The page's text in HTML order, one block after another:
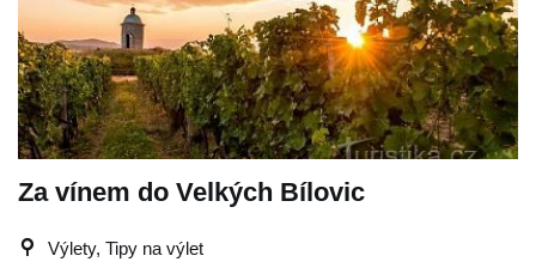
Za vínem do Velkých Bílovic
Výlety, Tipy na výlet